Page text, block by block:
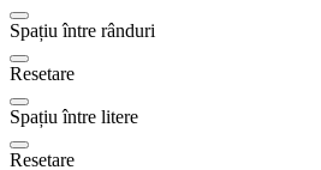
Spațiu între rânduri
Resetare
Spațiu între litere
Resetare